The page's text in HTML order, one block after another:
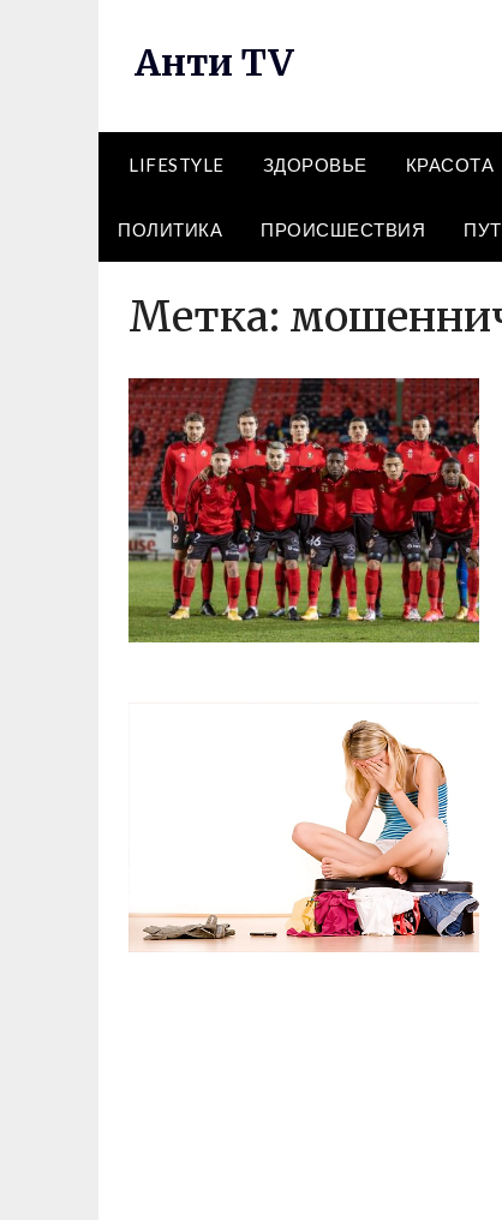
Анти TV
LIFESTYLE ЗДОРОВЬЕ КРАСОТА
ПОЛИТИКА ПРОИСШЕСТВИЯ
Метка: